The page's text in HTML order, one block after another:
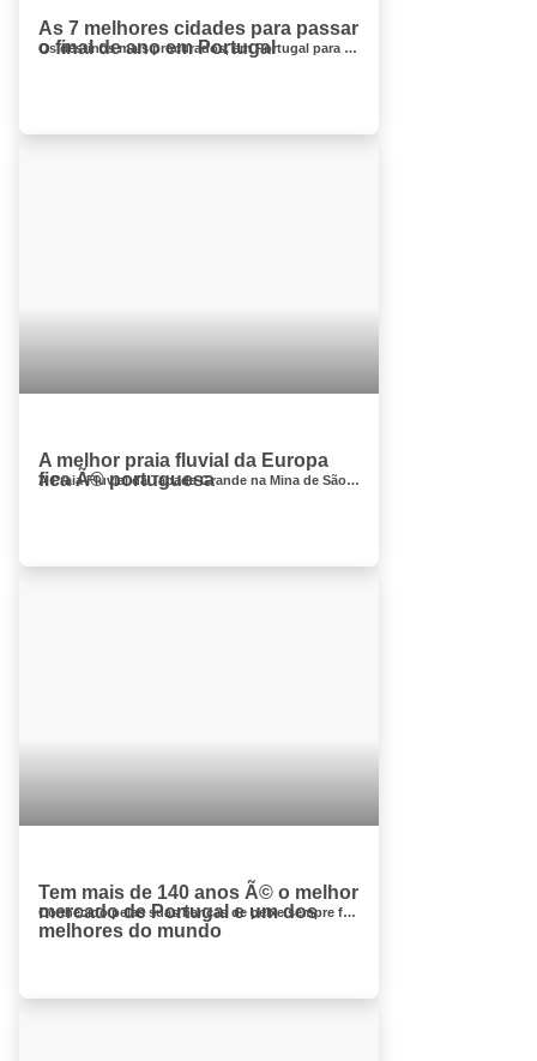
As 7 melhores cidades para passar
o final de ano em Portugal
Os destinos mais procurados, em Portugal para o Réveillon passagem de ano, os melhores programas para a Passagem de Ano 2018-2019 ...
A melhor praia fluvial da Europa
fica Ã© portuguesa
A Praia Fluvial da Tapada Grande na Mina de São Domingos, concelho de Mértola, foi eleita pela primeira vez o melhor destino europeu na ...
Tem mais de 140 anos Ã© o melhor
mercado de Portugal e um dos
melhores do mundo
Conhecido pelas suas bancas de peixe sempre fresco, o Mercado do Livramento foi considerado, em 2015, pelo jornal americano USA Today um dos...